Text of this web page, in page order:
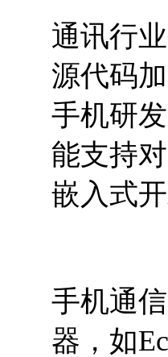
通讯行
源代码
手机研
能支持
嵌入式
手机通
器，如